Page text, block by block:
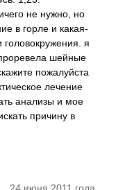
не нужно, но
в горле и какая-
головокружения. я
шейные
пожалуйста
лечение
анализы и мое
причину в